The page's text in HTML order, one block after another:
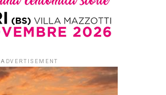
ADVERTISEMENT